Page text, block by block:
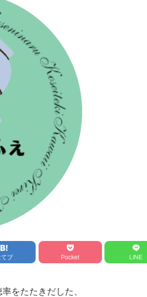
てブ Pocket LINE
をたたきだした、